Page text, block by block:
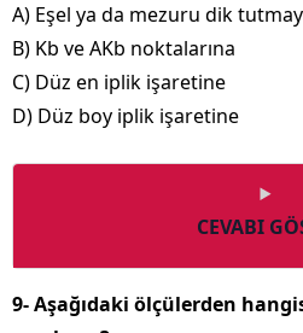
A) Eşel ya da mezuru dik
B) Kb ve AKb noktalarına
C) Düz en iplik işaretine
D) Düz boy iplik işaretine
CEVABI
9- Aşağıdaki ölçülerden